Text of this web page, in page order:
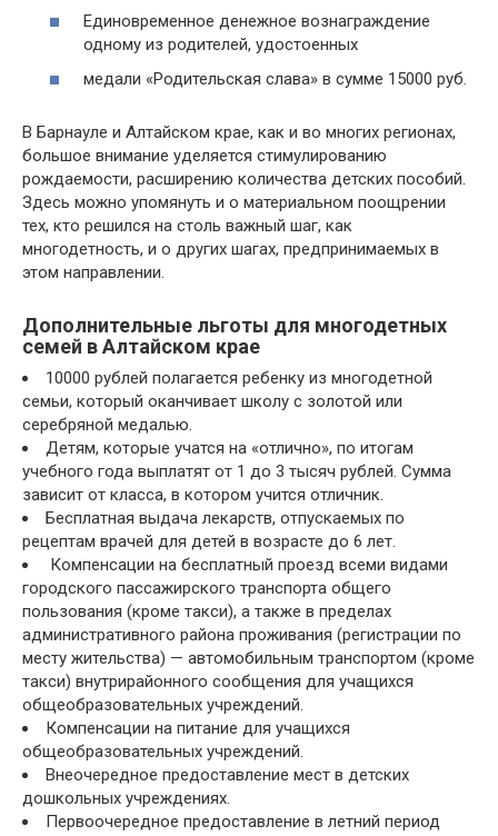
Единовременное денежное вознаграждение
одному из родителей, удостоенных
медали «Родительская слава» в сумме 15000 руб.
В Барнауле и Алтайском крае, как и во многих регионах,
большое внимание уделяется стимулированию
рождаемости, расширению количества детских пособий.
Здесь можно упомянуть и о материальном поощрении
тех, кто решился на столь важный шаг, как
многодетность, и о других шагах, предпринимаемых в
этом направлении.
Дополнительные льготы для многодетных
семей в Алтайском крае
10000 рублей полагается ребенку из многодетной
семьи, который оканчивает школу с золотой или
серебряной медалью.
Детям, которые учатся на «отлично», по итогам
учебного года выплатят от 1 до 3 тысяч рублей. Сумма
зависит от класса, в котором учится отличник.
Бесплатная выдача лекарств, отпускаемых по
рецептам врачей для детей в возрасте до 6 лет.
Компенсации на бесплатный проезд всеми видами
городского пассажирского транспорта общего
пользования (кроме такси), а также в пределах
административного района проживания (регистрации по
месту жительства) — автомобильным транспортом (кроме
такси) внутрирайонного сообщения для учащихся
общеобразовательных учреждений.
Компенсации на питание для учащихся
общеобразовательных учреждений.
Внеочередное предоставление мест в детских
дошкольных учреждениях.
Первоочередное предоставление в летний период